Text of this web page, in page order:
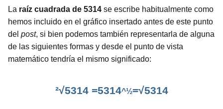
La raíz cuadrada de 5314 se escribe habitualmente como
hemos incluido en el gráfico insertado antes de este punto
del post, si bien podemos también representarla de alguna
de las siguientes formas y desde el punto de vista
matemático tendría el mismo significado:
²√5314 =5314^½=√5314